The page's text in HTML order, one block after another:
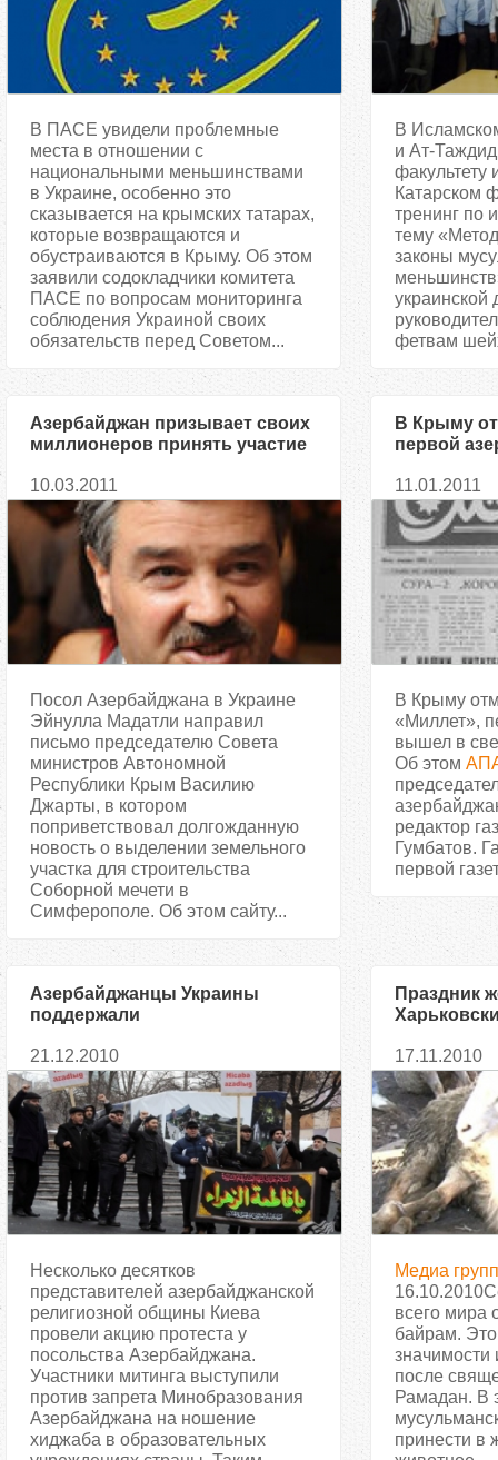
В ПАСЕ увидели проблемные
места в отношении с
национальными меньшинствами
в Украине, особенно это
сказывается на крымских татарах,
которые возвращаются и
обустраиваются в Крыму. Об этом
заявили содокладчики комитета
ПАСЕ по вопросам мониторинга
соблюдения Украиной своих
обязательств перед Советом...
В
и Ат-
факультету
Катарском
тренинг по
тему
законы
украинской
фетвам
Азербайджан призывает своих
миллионеров принять участие
мечети в Симферополе
10.03.2011
Посол Азербайджана в Украине
Эйнулла Мадатли направил
письмо председателю Совета
министров Автономной
Республики Крым Василию
Джарты, в котором
поприветствовал долгожданную
новость о выделении земельного
участка для строительства
Соборной мечети в
Симферополе. Об этом сайту...
В Крыму
первой
11.01.2011
В Крыму
«Миллет»,
вышел в
Об этом
редактор
Гумбатов.
первой
Азербайджанцы Украины
поддержали
протестах против запрета
хиджаба в школах
21.12.2010
Несколько десятков
представителей азербайджанской
религиозной общины Киева
провели акцию протеста у
посольства Азербайджана.
Участники митинга выступили
против запрета Минобразования
Азербайджана на ношение
хиджаба в образовательных
Праздник
17.11.2010
Медиа
всего мира
байрам.
значимости
после
Рамадан. В
принести в